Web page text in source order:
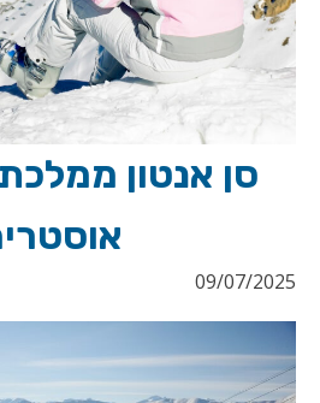
סן אנטון
09/07/2025